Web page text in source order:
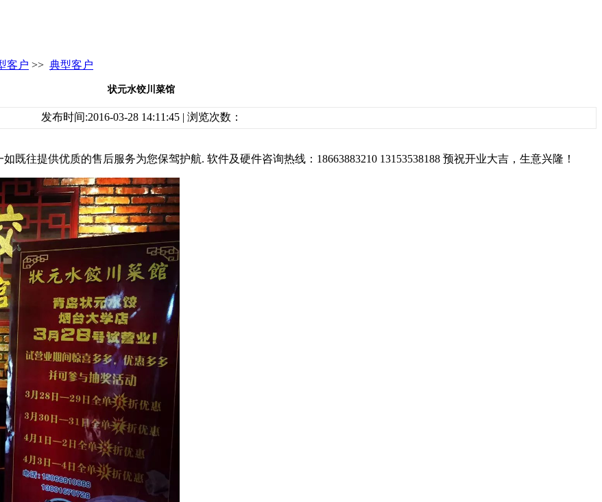
客户 >> 典型客户
状元水饺川菜馆
发布时间:2016-03-28 14:11:45 | 浏览次数：
往提供优质的售后服务为您保驾护航. 软件及硬件咨询热线：18663883210 13153538188 预祝开业大吉，生意兴隆！